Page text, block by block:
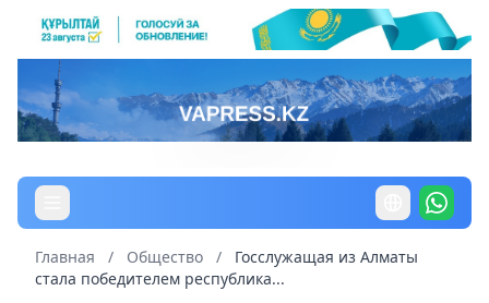
Главная / Общество /
Госслужащая из Алматы
стала победителем республика...